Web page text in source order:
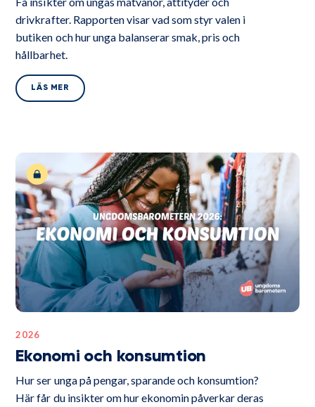
drivkrafter. Rapporten visar vad som styr valen i
butiken och hur unga balanserar smak, pris och
hållbarhet.
LÄS MER
2026
Ekonomi och konsumtion
Hur ser unga på pengar, sparande och konsumtion?
Här får du insikter om hur ekonomin påverkar deras